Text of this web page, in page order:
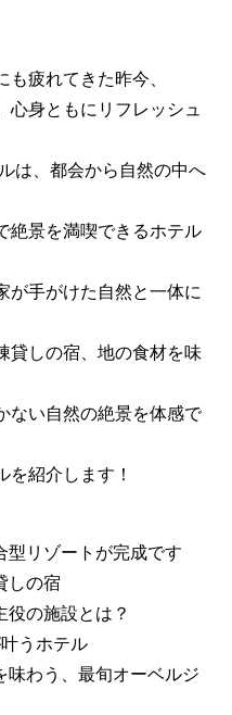
疲れてきた昨今、
心身ともにリフレッシュ
は、都会から自然の中へ
景を満喫できるホテル
が手がけた自然と一体に
貸しの宿、地の食材を味
ない自然の絶景を体感で
を紹介します！
型リゾートが完成です
しの宿
役の施設とは？
うホテル
味わう、最旬オーベルジ